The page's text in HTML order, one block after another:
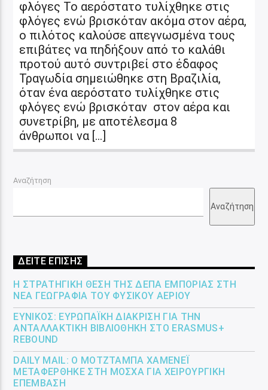
φλόγες Το αερόστατο τυλίχθηκε στις
φλόγες ενώ βρισκόταν ακόμα στον αέρα,
ο πιλότος καλούσε απεγνωσμένα τους
επιβάτες να πηδήξουν από το καλάθι
προτού αυτό συντριβεί στο έδαφος
Τραγωδία σημειώθηκε στη Βραζιλία,
όταν ένα αερόστατο τυλίχθηκε στις
φλόγες ενώ βρισκόταν στον αέρα και
συνετρίβη, με αποτέλεσμα 8
άνθρωποι να […]
Αναζήτηση
Αναζήτηση
ΔΕΙΤΕ ΕΠΙΣΗΣ
Η ΣΤΡΑΤΗΓΙΚΉ ΘΈΣΗ ΤΗΣ ΔΕΠΑ ΕΜΠΟΡΊΑΣ ΣΤΗ
ΝΈΑ ΓΕΩΓΡΑΦΊΑ ΤΟΥ ΦΥΣΙΚΟΎ ΑΕΡΊΟΥ
ΕΎΝΙΚΟΣ: ΕΥΡΩΠΑΪΚΉ ΔΙΆΚΡΙΣΗ ΓΙΑ ΤΗΝ
ΑΝΤΑΛΛΑΚΤΙΚΉ ΒΙΒΛΙΟΘΉΚΗ ΣΤΟ ERASMUS+
REBOUND
DAILY MAIL: Ο ΜΟΤΖΤΆΜΠΑ ΧΑΜΕΝΕΪ́
ΜΕΤΑΦΈΡΘΗΚΕ ΣΤΗ ΜΌΣΧΑ ΓΙΑ ΧΕΙΡΟΥΡΓΙΚΉ
ΕΠΈΜΒΑΣΗ